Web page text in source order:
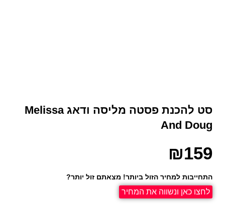
סט להכנת פסטה מליסה ודאג Melissa
And Doug
₪159
התחייבות למחיר הזול ביותר! מצאתם זול יותר?
לחצו כאן ונשווה את המחיר